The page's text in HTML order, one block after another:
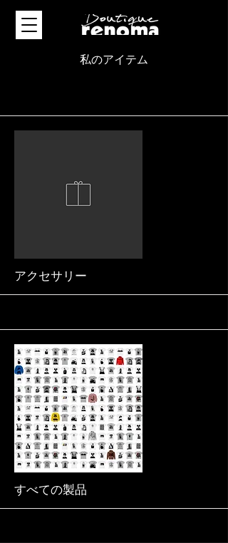
私のアイテム
アクセサリー
More
すべての製品